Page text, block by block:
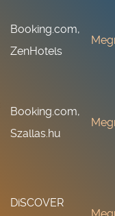
Booking.com,
ZenHotels
Booking.com,
Szallas.hu
DiSCOVER